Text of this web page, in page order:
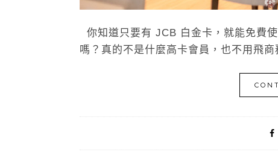
你知道只要有 JCB 白金卡，就能免費
嗎？真的不是什麼高卡會員，也不用飛